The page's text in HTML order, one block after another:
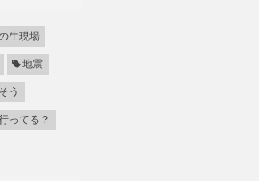
生現場
地震
う
ってる？